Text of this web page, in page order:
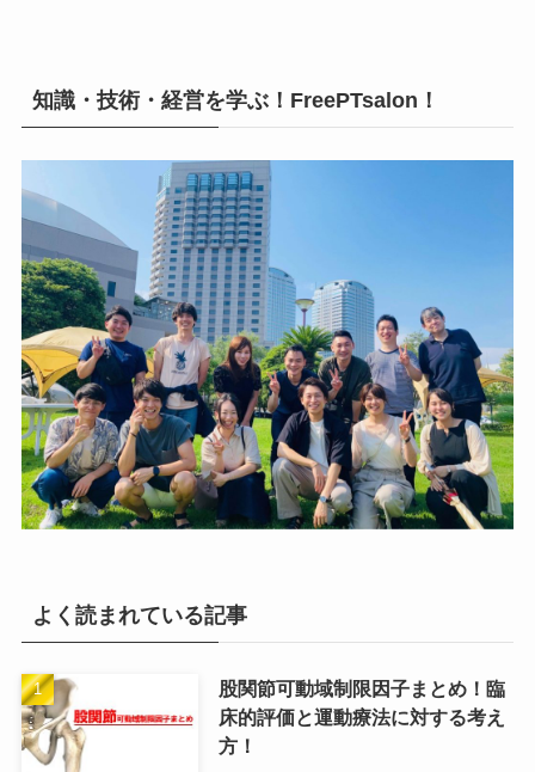
知識・技術・経営を学ぶ！FreePTsalon！
よく読まれている記事
股関節可動域制限因子まとめ！臨
床的評価と運動療法に対する考え
方！